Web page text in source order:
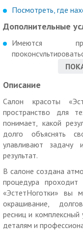
Посмотреть, где
Дополнительные
Имеются
Как работает
Действие купона
Вы можете взять не
Скидка по купону
спецпредложениями.
Для получения
неиспользованный
экране телефона
Обязательна
мессенджере МАХ
Время работы:
Услуги (товары)
Описание
Салон красоты
пространство для
понимает, какой
долго объяснять
улавливают задачу
результат.
В салоне создана
процедура
«ЭстетНоготки» вы
окрашивание,
ресниц и
деталям и